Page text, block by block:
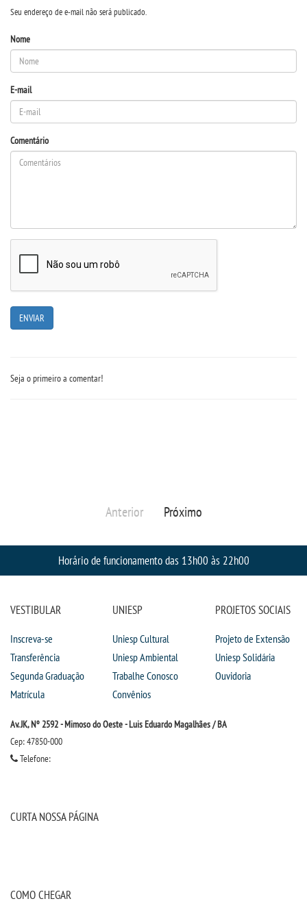
Seu endereço de e-mail não será publicado.
Nome
E-mail
Comentário
Seja o primeiro a comentar!
Anterior Próximo
Horário de funcionamento das 13h00 às 22h00
VESTIBULAR
Inscreva-se
Transferência
Segunda Graduação
Matrícula
UNIESP
Uniesp Cultural
Uniesp Ambiental
Trabalhe Conosco
Convênios
PROJETOS SOCIAIS
Projeto de Extensão
Uniesp Solidária
Ouvidoria
Av. JK, Nº 2592 - Mimoso do Oeste - Luis Eduardo Magalhães / BA
Cep: 47850-000
Telefone:
CURTA NOSSA PÁGINA
COMO CHEGAR